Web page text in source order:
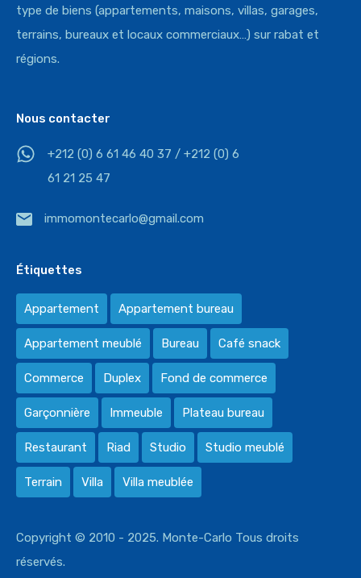
type de biens (appartements, maisons, villas, garages,
terrains, bureaux et locaux commerciaux…) sur rabat et
régions.
Nous contacter
+212 (0) 6 61 46 40 37 / +212 (0) 6
61 21 25 47
immomontecarlo@gmail.com
Étiquettes
Appartement Appartement bureau
Appartement meublé Bureau Café snack
Commerce Duplex Fond de commerce
Garçonnière Immeuble Plateau bureau
Restaurant Riad Studio Studio meublé
Terrain Villa Villa meublée
Copyright © 2010 - 2025. Monte-Carlo Tous droits
réservés.